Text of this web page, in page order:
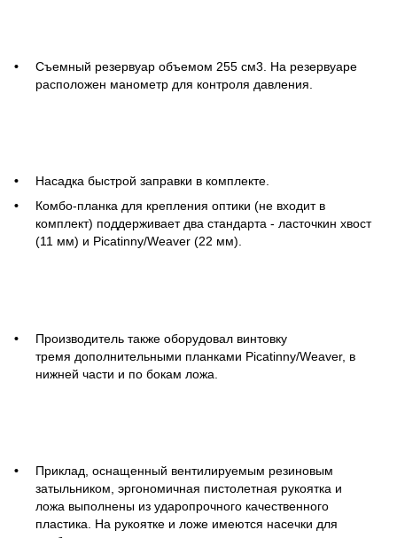
Съемный резервуар объемом 255 см3. На резервуаре
расположен манометр для контроля давления.
Насадка быстрой заправки в комплекте.
Комбо-планка для крепления оптики (не входит в
комплект) поддерживает два стандарта - ласточкин хвост
(11 мм) и Picatinny/Weaver (22 мм).
Производитель также оборудовал винтовку
тремя дополнительными планками Picatinny/Weaver, в
нижней части и по бокам ложа.
Приклад, оснащенный вентилируемым резиновым
затыльником, эргономичная пистолетная рукоятка и
ложа выполнены из ударопрочного качественного
пластика. На рукоятке и ложе имеются насечки для